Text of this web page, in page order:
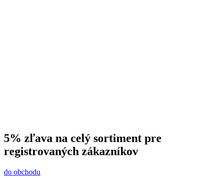
5% zľava na celý sortiment pre
registrovaných zákazníkov
do obchodu